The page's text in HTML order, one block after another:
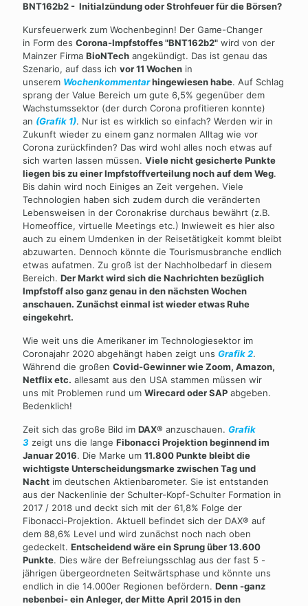
BNT162b2 - Initialzündung oder Strohfeuer für die Börsen?
Kursfeuerwerk zum Wochenbeginn! Der Game-Changer
in Form des Corona-Impfstoffes "BNT162b2" wird von der
Mainzer Firma BioNTech angekündigt. Das ist genau das
Szenario, auf dass ich vor 11 Wochen in
unserem Wochenkommentarhingewiesen habe. Auf Schlag
sprang der Value Bereich um gute 6,5% gegenüber dem
Wachstumssektor (der durch Corona profitieren konnte)
an (Grafik 1). Nur ist es wirklich so einfach? Werden wir in
Zukunft wieder zu einem ganz normalen Alltag wie vor
Corona zurückfinden? Das wird wohl alles noch etwas auf
sich warten lassen müssen. Viele nicht gesicherte Punkte
liegen bis zu einer Impfstoffverteilung noch auf dem Weg.
Bis dahin wird noch Einiges an Zeit vergehen. Viele
Technologien haben sich zudem durch die veränderten
Lebensweisen in der Coronakrise durchaus bewährt (z.B.
Homeoffice, virtuelle Meetings etc.) Inwieweit es hier also
auch zu einem Umdenken in der Reisetätigkeit kommt bleibt
abzuwarten. Dennoch könnte die Tourismusbranche endlich
etwas aufatmen. Zu groß ist der Nachholbedarf in diesem
Bereich. Der Markt wird sich die Nachrichten bezüglich
Impfstoff also ganz genau in den nächsten Wochen
anschauen. Zunächst einmal ist wieder etwas Ruhe
eingekehrt.
Wie weit uns die Amerikaner im Technologiesektor im
Coronajahr 2020 abgehängt haben zeigt uns Grafik 2.
Während die großen Covid-Gewinner wie Zoom, Amazon,
Netflix etc. allesamt aus den USA stammen müssen wir
uns mit Problemen rund um Wirecard oder SAP abgeben.
Bedenklich!
Zeit sich das große Bild im DAX® anzuschauen. Grafik
3 zeigt uns die lange Fibonacci Projektion beginnend im
Januar 2016. Die Marke um 11.800 Punkte bleibt die
wichtigste Unterscheidungsmarke zwischen Tag und
Nacht im deutschen Aktienbarometer. Sie ist entstanden
aus der Nackenlinie der Schulter-Kopf-Schulter Formation in
2017 / 2018 und deckt sich mit der 61,8% Folge der
Fibonacci-Projektion. Aktuell befindet sich der DAX® auf
dem 88,6% Level und wird zunächst noch nach oben
gedeckelt. Entscheidend wäre ein Sprung über 13.600
Punkte. Dies wäre der Befreiungsschlag aus der fast 5 -
jährigen übergeordneten Seitwärtsphase und könnte uns
endlich in die 14.000er Regionen befördern. Denn -ganz
nebenbei- ein Anleger, der Mitte April 2015 in den